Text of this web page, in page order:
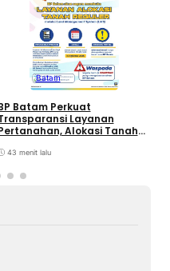
Batam
Batam Perkuat
Layanan
Alokasi Tanah
43 menit lalu